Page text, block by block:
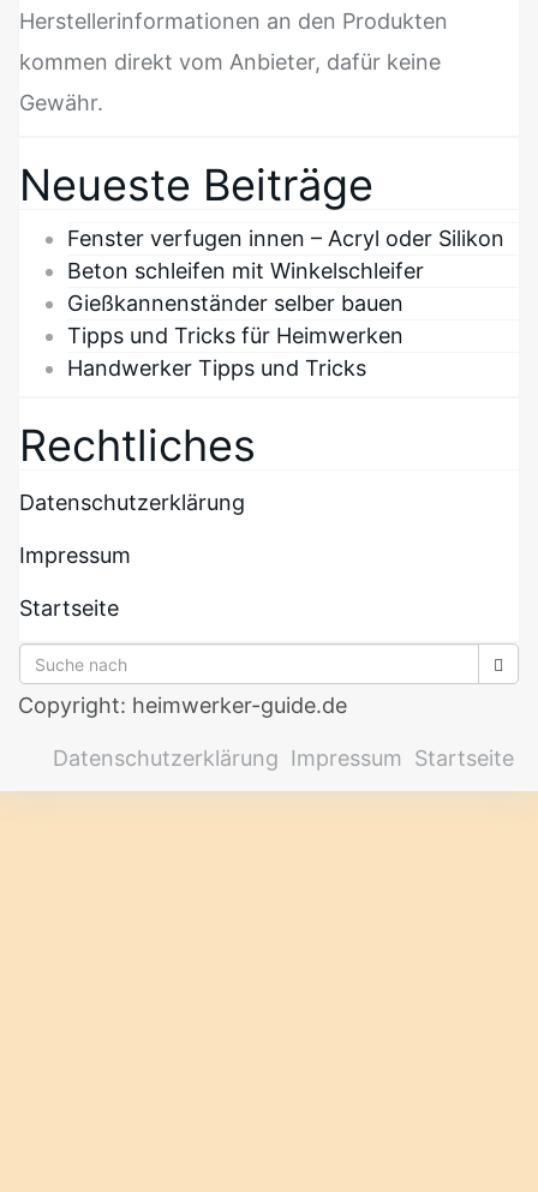
Herstellerinformationen an den Produkten
kommen direkt vom Anbieter, dafür keine
Gewähr.
Neueste Beiträge
Fenster verfugen innen – Acryl oder Silikon
Beton schleifen mit Winkelschleifer
Gießkannenständer selber bauen
Tipps und Tricks für Heimwerken
Handwerker Tipps und Tricks
Rechtliches
Datenschutzerklärung
Impressum
Startseite
Copyright: heimwerker-guide.de
Datenschutzerklärung Impressum Startseite